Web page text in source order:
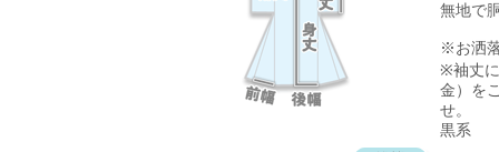
無地で
※お洒
※袖丈
金）を
せ。
黒系